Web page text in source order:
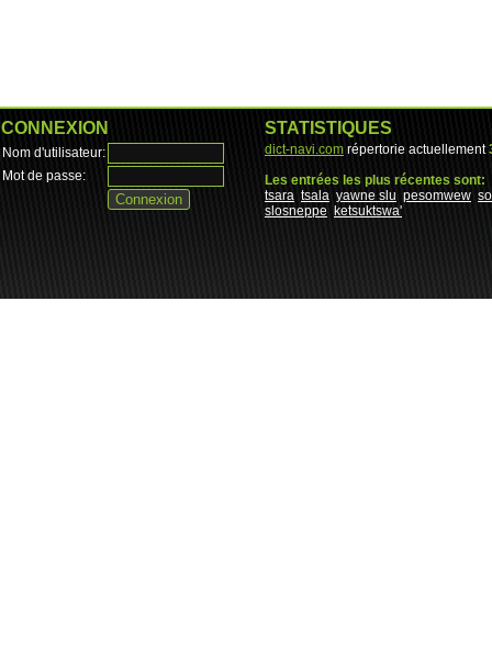
CONNEXION
Nom d'utilisateur:
Mot de passe:
STATISTIQUES
dict-navi.com répertorie actuellement
Les entrées les plus récentes sont:
tsara tsala yawne slu pesomwew
slosneppe
ketsuktswa'